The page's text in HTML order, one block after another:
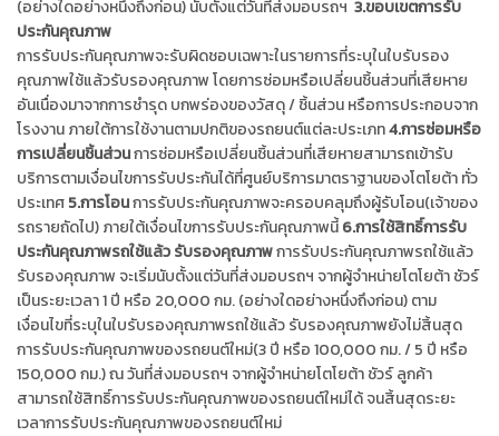
(อย่างใดอย่างหนึ่งถึงก่อน) นับตั้งแต่วันที่ส่งมอบรถฯ 3.ขอบเขตการรับ
ประกันคุณภาพ
การรับประกันคุณภาพจะรับผิดชอบเฉพาะในรายการที่ระบุในใบรับรอง
คุณภาพใช้แล้วรับรองคุณภาพ โดยการซ่อมหรือเปลี่ยนชิ้นส่วนที่เสียหาย
อันเนื่องมาจากการชำรุด บกพร่องของวัสดุ / ชิ้นส่วน หรือการประกอบจาก
โรงงาน ภายใต้การใช้งานตามปกติของรถยนต์แต่ละประเภท4.การซ่อมหรือ
การเปลี่ยนชิ้นส่วนการซ่อมหรือเปลี่ยนชิ้นส่วนที่เสียหายสามารถเข้ารับ
บริการตามเงื่อนไขการรับประกันได้ที่ศูนย์บริการมาตราฐานของโตโยต้า ทั่ว
ประเทศ5.การโอนการรับประกันคุณภาพจะครอบคลุมถึงผู้รับโอน(เจ้าของ
รถรายถัดไป) ภายใต้เงื่อนไขการรับประกันคุณภาพนี้6.การใช้สิทธิ์การรับ
ประกันคุณภาพรถใช้แล้ว รับรองคุณภาพการรับประกันคุณภาพรถใช้แล้ว
รับรองคุณภาพ จะเริ่มนับตั้งแต่วันที่ส่งมอบรถฯ จากผู้จำหน่ายโตโยต้า ชัวร์
เป็นระยะเวลา 1 ปี หรือ 20,000 กม. (อย่างใดอย่างหนึ่งถึงก่อน) ตาม
เงื่อนไขที่ระบุในใบรับรองคุณภาพรถใช้แล้ว รับรองคุณภาพยังไม่สิ้นสุด
การรับประกันคุณภาพของรถยนต์ใหม่(3 ปี หรือ 100,000 กม. / 5 ปี หรือ
150,000 กม.) ณ วันที่ส่งมอบรถฯ จากผู้จำหน่ายโตโยต้า ชัวร์ ลูกค้า
สามารถใช้สิทธิ์การรับประกันคุณภาพของรถยนต์ใหม่ได้ จนสิ้นสุดระยะ
เวลาการรับประกันคุณภาพของรถยนต์ใหม่